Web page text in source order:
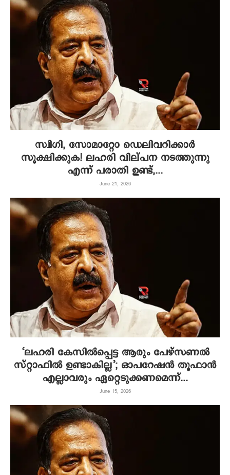
സ്വിഗി, സോമാറ്റോ ഡെലിവറിക്കാർ
സൂക്ഷിക്കുക! ലഹരി വില്പന നടത്തുന്നു
എന്ന് പരാതി ഉണ്ട്‌,...
June 21, 2026
‘ലഹരി കേസിൽപ്പെട്ട ആരും പേഴ്സണൽ
സ്റ്റാഫിൽ ഉണ്ടാകില്ല’; ഓപറേഷൻ തൂഫാൻ
എല്ലാവരും ഏറ്റെടുക്കണമെന്ന്...
June 15, 2026